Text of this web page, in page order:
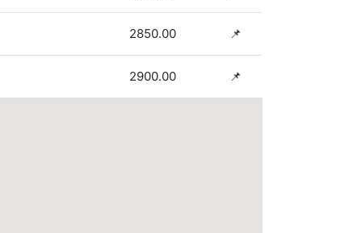
2850.00 📌
2900.00 📌